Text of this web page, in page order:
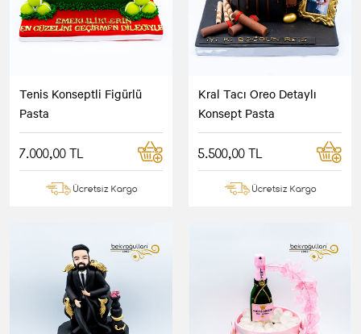
Tenis Konseptli Figürlü
Pasta
7.000,00 TL
Ücretsiz Kargo
Kral Tacı Oreo Detaylı
Konsept Pasta
5.500,00 TL
Ücretsiz Kargo